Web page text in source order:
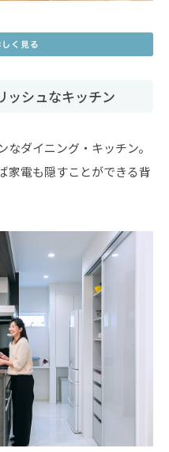
ッシュなキッチン
ダイニング・キッチン。
家電も隠すことができる背